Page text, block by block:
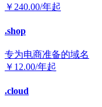
￥ 240.00/年起
.shop
专为电商准备的域名
￥ 12.00/年起
.cloud